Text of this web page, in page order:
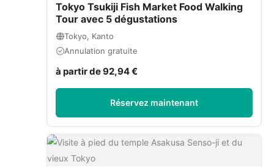
Tokyo Tsukiji Fish Market Food Walking
Tour avec 5 dégustations
Tokyo, Kanto
Annulation gratuite
à partir de 92,94 €
Réservez maintenant